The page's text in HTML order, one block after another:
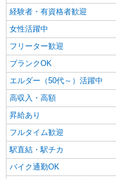
キープ
経験者・有資格者歓迎
女性活躍中
フリーター歓迎
ブランクOK
エルダー（50代～）活躍中
高収入・高額
昇給あり
フルタイム歓迎
駅直結・駅チカ
バイク通勤OK